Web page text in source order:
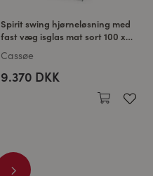
Spirit swing hjørneløsning med
fast væg isglas mat sort 100 x
100 CM
Cassøe
9.370 DKK